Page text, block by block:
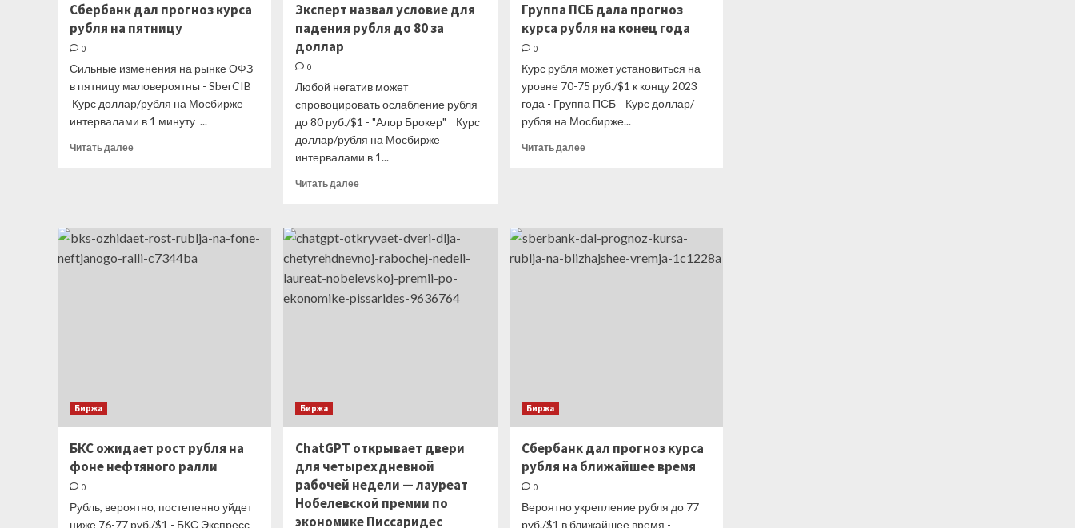
Сбербанк дал прогноз курса
рубля на пятницу
0
Сильные изменения на рынке ОФЗ
в пятницу маловероятны - SberCIB
Курс доллар/рубля на Мосбирже
интервалами в 1 минуту ...
Читать далееПрочитать
курса
рубля
на
Эксперт назвал условие для
падения рубля до 80 за
доллар
0
Любой негатив может
спровоцировать ослабление рубля
до 80 руб./$1 - "Алор Брокер" Курс
доллар/рубля на Мосбирже
интервалами в 1...
Читать далееПрочитать
назвал
условие
для
падения
рубля
Группа ПСБ дала прогноз
курса рубля на конец года
0
Курс рубля может установиться на
уровне 70-75 руб./$1 к концу 2023
года - Группа ПСБ Курс доллар/
рубля на Мосбирже...
Читать далееПрочитать
прогноз
курса
рубля
Биржа
БКС ожидает рост рубля на
фоне нефтяного ралли
0
Рубль, вероятно, постепенно уйдет
ниже 76-77 руб./$1 - БКС Экспресс
Биржа
ChatGPT открывает двери
для четырехдневной
рабочей недели — лауреат
Нобелевской премии по
экономике Писсаридес
Биржа
Сбербанк дал прогноз курса
рубля на ближайшее время
0
Вероятно укрепление рубля до 77
руб./$1 в ближайшее время -